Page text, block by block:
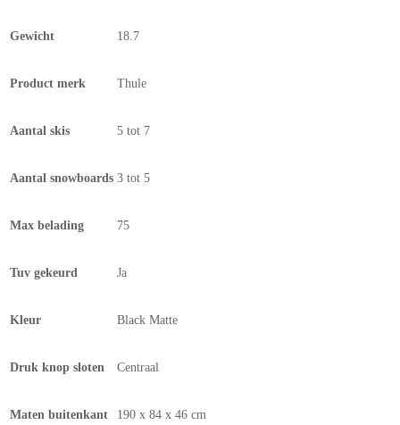
Gewicht 18.7
Product merk Thule
Aantal skis 5 tot 7
Aantal snowboards 3 tot 5
Max belading 75
Tuv gekeurd Ja
Kleur Black Matte
Druk knop sloten Centraal
Maten buitenkant 190 x 84 x 46 cm